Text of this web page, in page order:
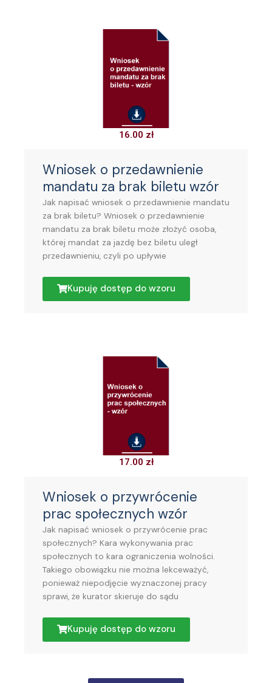
16.00 zł
Wniosek o przedawnienie
mandatu za brak biletu wzór
Jak napisać wniosek o przedawnienie mandatu
za brak biletu? Wniosek o przedawnienie
mandatu za brak biletu może złożyć osoba,
której mandat za jazdę bez biletu uległ
przedawnieniu, czyli po upływie
Kupuję dostęp do wzoru
17.00 zł
Wniosek o przywrócenie
prac społecznych wzór
Jak napisać wniosek o przywrócenie prac
społecznych? Kara wykonywania prac
społecznych to kara ograniczenia wolności.
Takiego obowiązku nie można lekceważyć,
ponieważ niepodjęcie wyznaczonej pracy
sprawi, że kurator skieruje do sądu
Kupuję dostęp do wzoru